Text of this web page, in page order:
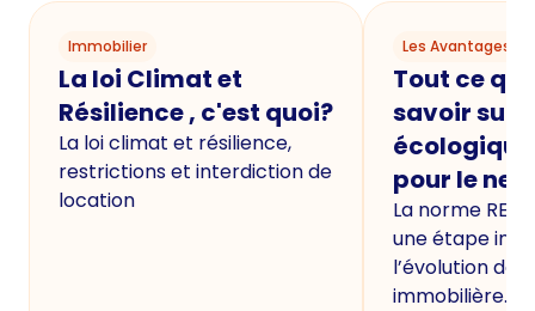
Immobilier
La loi Climat et
Résilience , c'est quoi?
La loi climat et résilience,
restrictions et interdiction de
location
Les Avantages
Tout ce
savoir sur
écologique
pour le
La norme
une étape
l’évolution de
immobilière.